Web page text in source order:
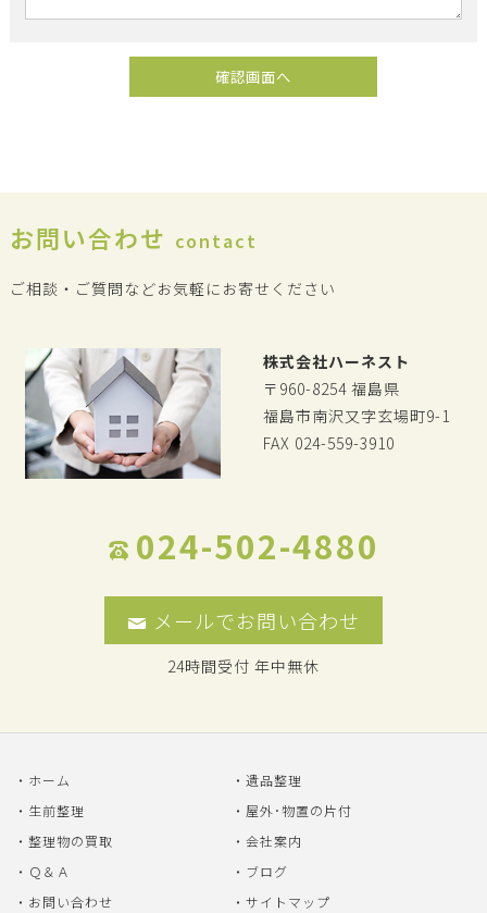
お問い合わせ contact
ご相談・ご質問などお気軽にお寄せください
株式会社ハーネスト
〒960-8254 福島県
福島市南沢又字玄場町9-1
FAX 024-559-3910
024-502-4880
メールでお問い合わせ
24時間受付 年中無休
ホーム
遺品整理
生前整理
屋外･物置の片付
整理物の買取
会社案内
Ｑ＆Ａ
ブログ
お問い合わせ
サイトマップ